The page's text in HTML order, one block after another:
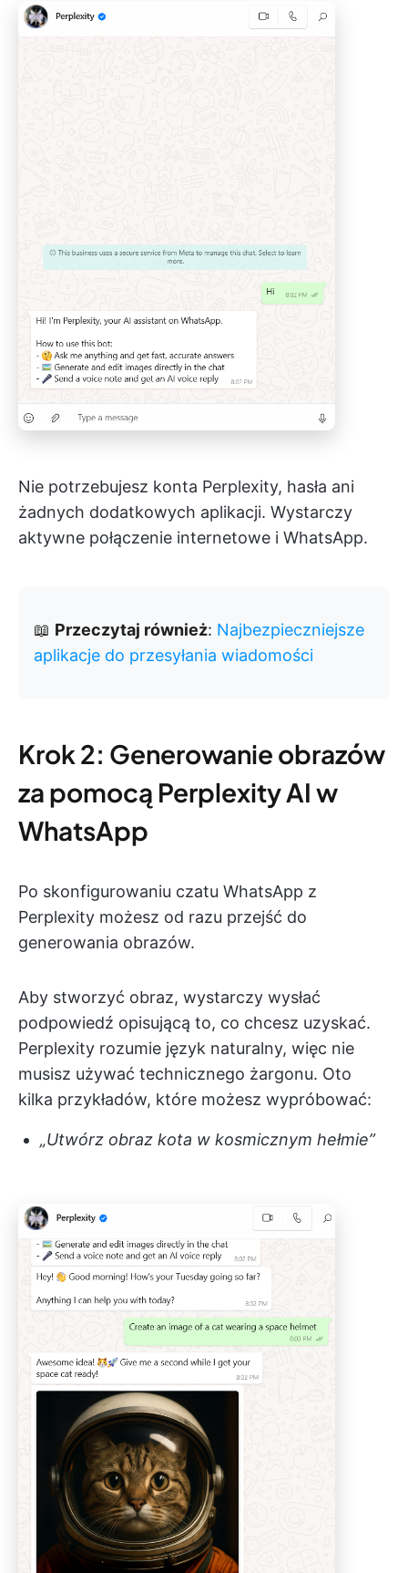
Nie potrzebujesz konta Perplexity, hasła ani
żadnych dodatkowych aplikacji. Wystarczy
aktywne połączenie internetowe i WhatsApp.
📖 Przeczytaj również: Najbezpieczniejsze
aplikacje do przesyłania wiadomości
Krok 2: Generowanie obrazów
za pomocą Perplexity AI w
WhatsApp
Po skonfigurowaniu czatu WhatsApp z
Perplexity możesz od razu przejść do
generowania obrazów.
Aby stworzyć obraz, wystarczy wysłać
podpowiedź opisującą to, co chcesz uzyskać.
Perplexity rozumie język naturalny, więc nie
musisz używać technicznego żargonu. Oto
kilka przykładów, które możesz wypróbować:
„Utwórz obraz kota w kosmicznym hełmie”